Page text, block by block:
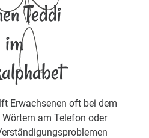
Teddi
im
Erwachsenen oft bei dem
am Telefon oder